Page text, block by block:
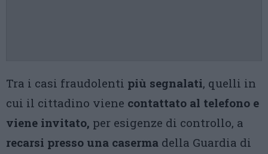
Tra i casi fraudolenti più segnalati, quelli in
cui il cittadino viene contattato al telefono e
viene invitato, per esigenze di controllo, a
recarsi presso una caserma della Guardia di